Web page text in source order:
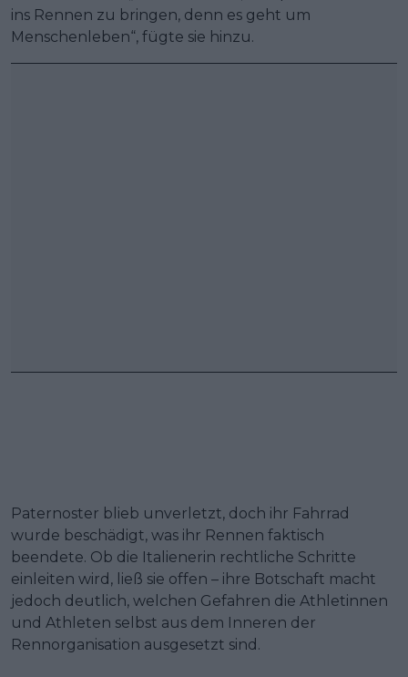
ins Rennen zu bringen, denn es geht um
Menschenleben“, fügte sie hinzu.
Paternoster blieb unverletzt, doch ihr Fahrrad
wurde beschädigt, was ihr Rennen faktisch
beendete. Ob die Italienerin rechtliche Schritte
einleiten wird, ließ sie offen – ihre Botschaft macht
jedoch deutlich, welchen Gefahren die Athletinnen
und Athleten selbst aus dem Inneren der
Rennorganisation ausgesetzt sind.